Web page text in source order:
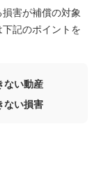
害が補償の対象
記のポイントを
ない動産
ない損害